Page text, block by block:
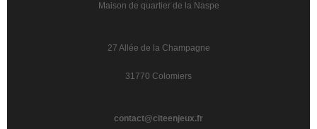
Maison de quartier de la Naspe
27 Allée de la Champagne
31770 Colomiers
contact@citeenjeux.fr